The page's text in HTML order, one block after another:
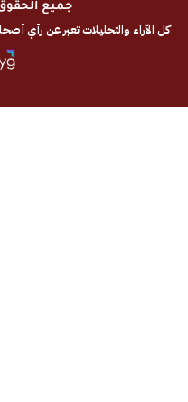
جميع الحقوق محفوظة ©
تعبر عن رأي أصحابها وليس